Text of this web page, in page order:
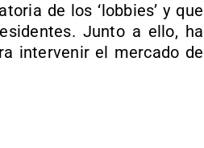
de los ‘lobbies’ y que
Junto a ello, ha
intervenir el mercado de